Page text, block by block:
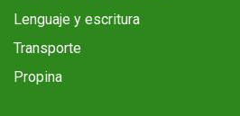
Lenguaje y escritura
Transporte
Propina